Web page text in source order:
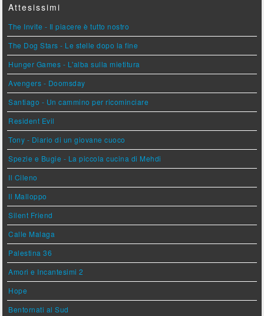
Attesissimi
The Invite - Il piacere è tutto nostro
The Dog Stars - Le stelle dopo la fine
Hunger Games - L'alba sulla mietitura
Avengers - Doomsday
Santiago - Un cammino per ricominciare
Resident Evil
Tony - Diario di un giovane cuoco
Spezie e Bugie - La piccola cucina di Mehdi
Il Cileno
Il Malloppo
Silent Friend
Calle Malaga
Palestina 36
Amori e Incantesimi 2
Hope
Bentornati al Sud